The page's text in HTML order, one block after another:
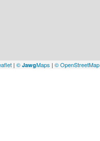
| © JawgMaps | © OpenStreetMap